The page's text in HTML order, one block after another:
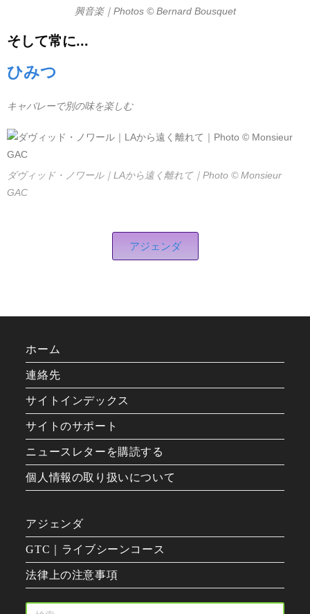
興音楽｜Photos © Bernard Bousquet
そして常に...
ひみつ
キャバレーで別の味を楽しむ
ダヴィッド・ノワール｜LAから遠く離れて｜Photo © Monsieur
GAC
アジェンダ
ホーム
連絡先
サイトインデックス
サイトのサポート
ニュースレターを購読する
個人情報の取り扱いについて
アジェンダ
GTC｜ライブシーンコース
法律上の注意事項